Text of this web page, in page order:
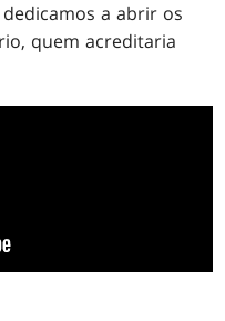
a abrir os
quem acreditaria